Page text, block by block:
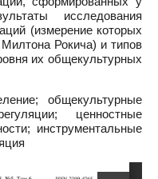
исследования
(измерение которых
Рокича) и типов
их общекультурных
общекультурные
ценностные
инструментальные